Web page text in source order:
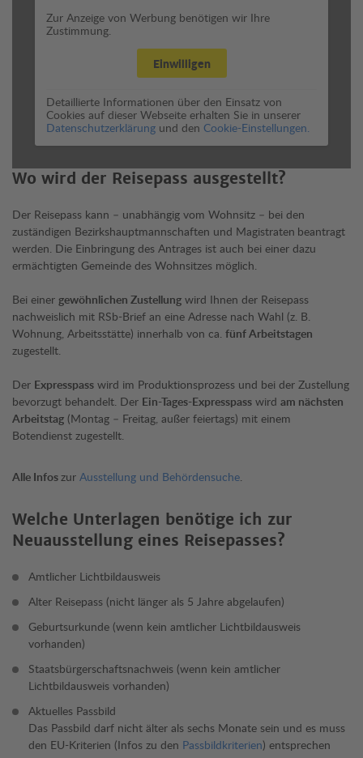
Zur Anzeige von Werbung benötigen wir Ihre
Zustimmung.
Einwilligen
Detaillierte Informationen über den Einsatz von
Cookies auf dieser Webseite erhalten Sie in unserer
Datenschutzerklärung und den Cookie-Einstellungen.
Wo wird der Reisepass ausgestellt?
Der Reisepass kann – unabhängig vom Wohnsitz – bei den
zuständigen Bezirkshauptmannschaften und Magistraten beantragt
werden. Die Einbringung des Antrages ist auch bei einer dazu
ermächtigten Gemeinde des Wohnsitzes möglich.
Bei einer gewöhnlichen Zustellung wird Ihnen der Reisepass
nachweislich mit RSb-Brief an eine Adresse nach Wahl (z. B.
Wohnung, Arbeitsstätte) innerhalb von ca. fünf Arbeitstagen
zugestellt.
Der Expresspass wird im Produktionsprozess und bei der Zustellung
bevorzugt behandelt. Der Ein-Tages-Expresspass wird am nächsten
Arbeitstag (Montag – Freitag, außer feiertags) mit einem
Botendienst zugestellt.
Alle Infoszur Ausstellung und Behördensuche.
Welche Unterlagen benötige ich zur
Neuausstellung eines Reisepasses?
Amtlicher Lichtbildausweis
Alter Reisepass (nicht länger als 5 Jahre abgelaufen)
Geburtsurkunde (wenn kein amtlicher Lichtbildausweis
vorhanden)
Staatsbürgerschaftsnachweis (wenn kein amtlicher
Lichtbildausweis vorhanden)
Aktuelles Passbild
Das Passbild darf nicht älter als sechs Monate sein und es muss
den EU-Kriterien (Infos zu den Passbildkriterien) entsprechen